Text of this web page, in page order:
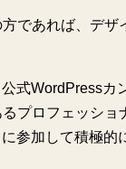
であれば、デ
式WordPress
プロフェッショ
参加して積極的